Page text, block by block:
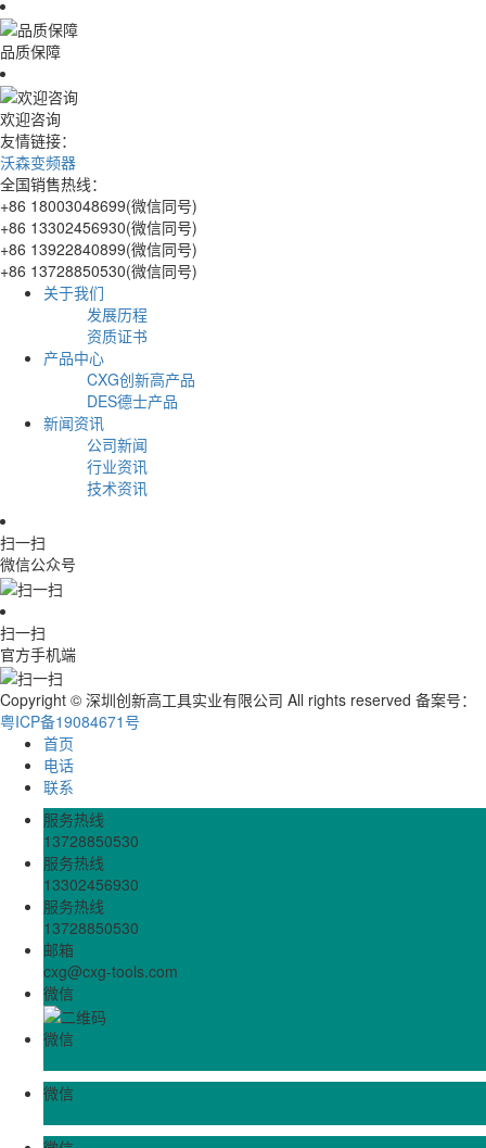
品质保障
欢迎咨询
友情链接：
沃森变频器
全国销售热线：
+86 18003048699(微信同号)
+86 13302456930(微信同号)
+86 13922840899(微信同号)
+86 13728850530(微信同号)
关于我们
发展历程
资质证书
产品中心
CXG创新高产品
DES德士产品
新闻资讯
公司新闻
行业资讯
技术资讯
扫一扫
微信公众号
扫一扫
官方手机端
Copyright © 深圳创新高工具实业有限公司 All rights reserved 备案号：
粤ICP备19084671号
首页
电话
联系
服务热线
13728850530
服务热线
13302456930
服务热线
13728850530
邮箱
cxg@cxg-tools.com
微信
微信
微信